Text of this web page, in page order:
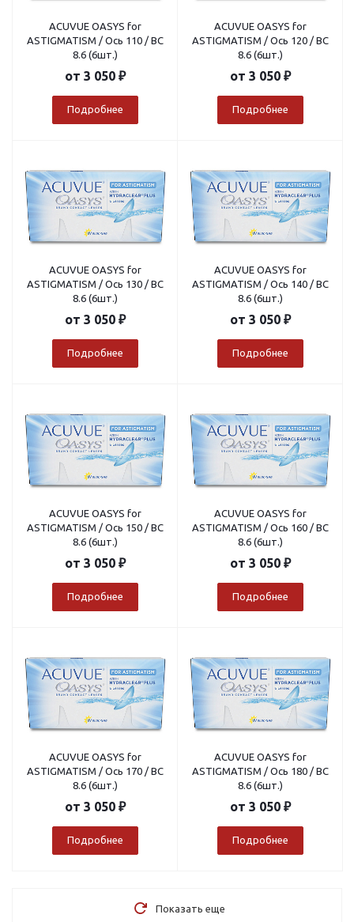
ACUVUE OASYS for
ASTIGMATISM / Ось 110 / BC
8.6 (6шт.)
от 3 050 ₽
Подробнее
ACUVUE OASYS for
ASTIGMATISM / Ось 120 / BC
8.6 (6шт.)
от 3 050 ₽
Подробнее
ACUVUE OASYS for
ASTIGMATISM / Ось 130 / BC
8.6 (6шт.)
от 3 050 ₽
Подробнее
ACUVUE OASYS for
ASTIGMATISM / Ось 140 / BC
8.6 (6шт.)
от 3 050 ₽
Подробнее
ACUVUE OASYS for
ASTIGMATISM / Ось 150 / BC
8.6 (6шт.)
от 3 050 ₽
Подробнее
ACUVUE OASYS for
ASTIGMATISM / Ось 160 / BC
8.6 (6шт.)
от 3 050 ₽
Подробнее
ACUVUE OASYS for
ASTIGMATISM / Ось 170 / BC
8.6 (6шт.)
от 3 050 ₽
Подробнее
ACUVUE OASYS for
ASTIGMATISM / Ось 180 / BC
8.6 (6шт.)
от 3 050 ₽
Подробнее
Показать еще